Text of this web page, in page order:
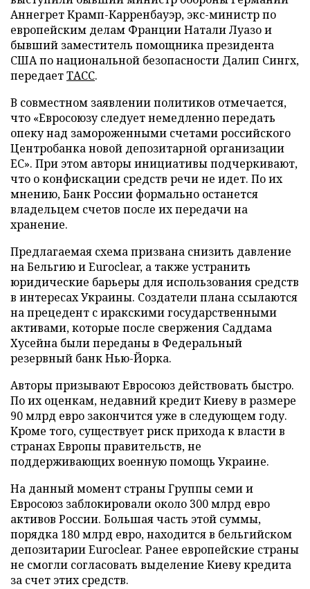
Аннегрет Крамп-Карренбауэр, экс-министр по
европейским делам Франции Натали Луазо и
бывший заместитель помощника президента
США по национальной безопасности Далип Сингх,
передаетТАСС.
В совместном заявлении политиков отмечается,
что «Евросоюзу следует немедленно передать
опеку над замороженными счетами российского
Центробанка новой депозитарной организации
ЕС». При этом авторы инициативы подчеркивают,
что о конфискации средств речи не идет. По их
мнению, Банк России формально останется
владельцем счетов после их передачи на
хранение.
Предлагаемая схема призвана снизить давление
на Бельгию и Euroclear, а также устранить
юридические барьеры для использования средств
в интересах Украины. Создатели плана ссылаются
на прецедент с иракскими государственными
активами, которые после свержения Саддама
Хусейна были переданы в Федеральный
резервный банк Нью-Йорка.
Авторы призывают Евросоюз действовать быстро.
По их оценкам, недавний кредит Киеву в размере
90 млрд евро закончится уже в следующем году.
Кроме того, существует риск прихода к власти в
странах Европы правительств, не
поддерживающих военную помощь Украине.
На данный момент страны Группы семи и
Евросоюз заблокировали около 300 млрд евро
активов России. Большая часть этой суммы,
порядка 180 млрд евро, находится в бельгийском
депозитарии Euroclear. Ранее европейские страны
не смогли согласовать выделение Киеву кредита
за счет этих средств.